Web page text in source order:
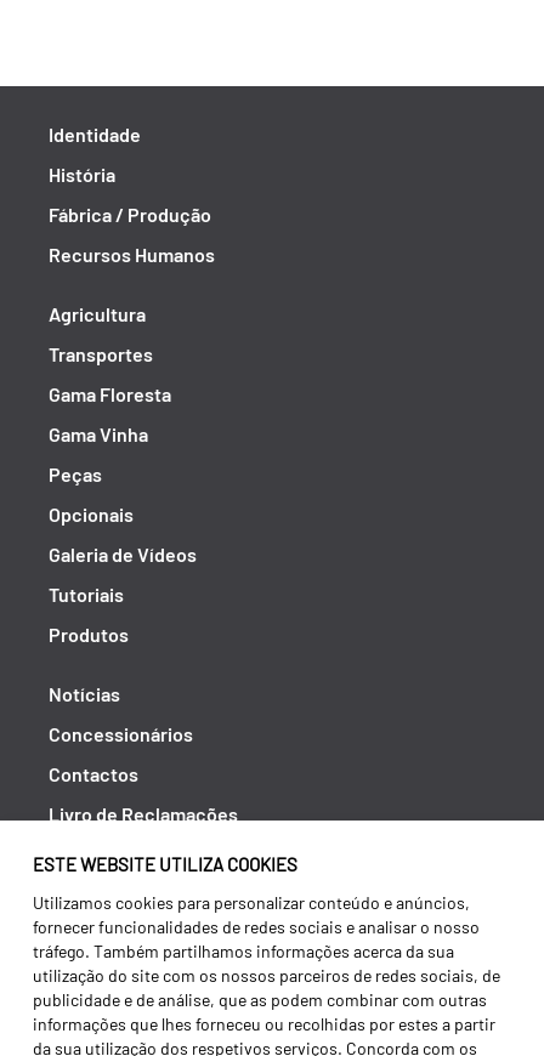
ESTE WEBSITE UTILIZA COOKIES
Utilizamos cookies para personalizar conteúdo e anúncios,
fornecer funcionalidades de redes sociais e analisar o nosso
tráfego. Também partilhamos informações acerca da sua
utilização do site com os nossos parceiros de redes sociais, de
publicidade e de análise, que as podem combinar com outras
informações que lhes forneceu ou recolhidas por estes a partir
da sua utilização dos respetivos serviços. Concorda com os
Identidade
História
Fábrica / Produção
Recursos Humanos
Agricultura
Transportes
Gama Floresta
Gama Vinha
Peças
Opcionais
Galeria de Vídeos
Tutoriais
Produtos
Notícias
Concessionários
Contactos
Livro de Reclamações
Política de Privacidade
Canal de Denúncias (RGPC)
Termos e condições